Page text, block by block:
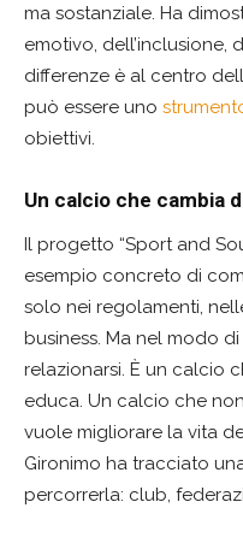
ma sostanziale. Ha
emotivo, dell’inclusione,
differenze è al centro
può essere uno
obiettivi.
Un calcio che cambia
Il progetto “Sport and
esempio concreto di
solo nei regolamenti,
business. Ma nel modo
relazionarsi. È un calcio
educa. Un calcio che
vuole migliorare la vita
Gironimo ha tracciato
percorrerla: club,